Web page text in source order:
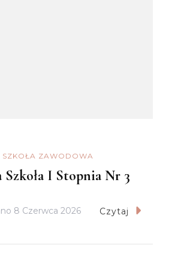
SZKOŁA ZAWODOWA
Szkoła I Stopnia Nr 3
8 Czerwca 2026 Czytaj